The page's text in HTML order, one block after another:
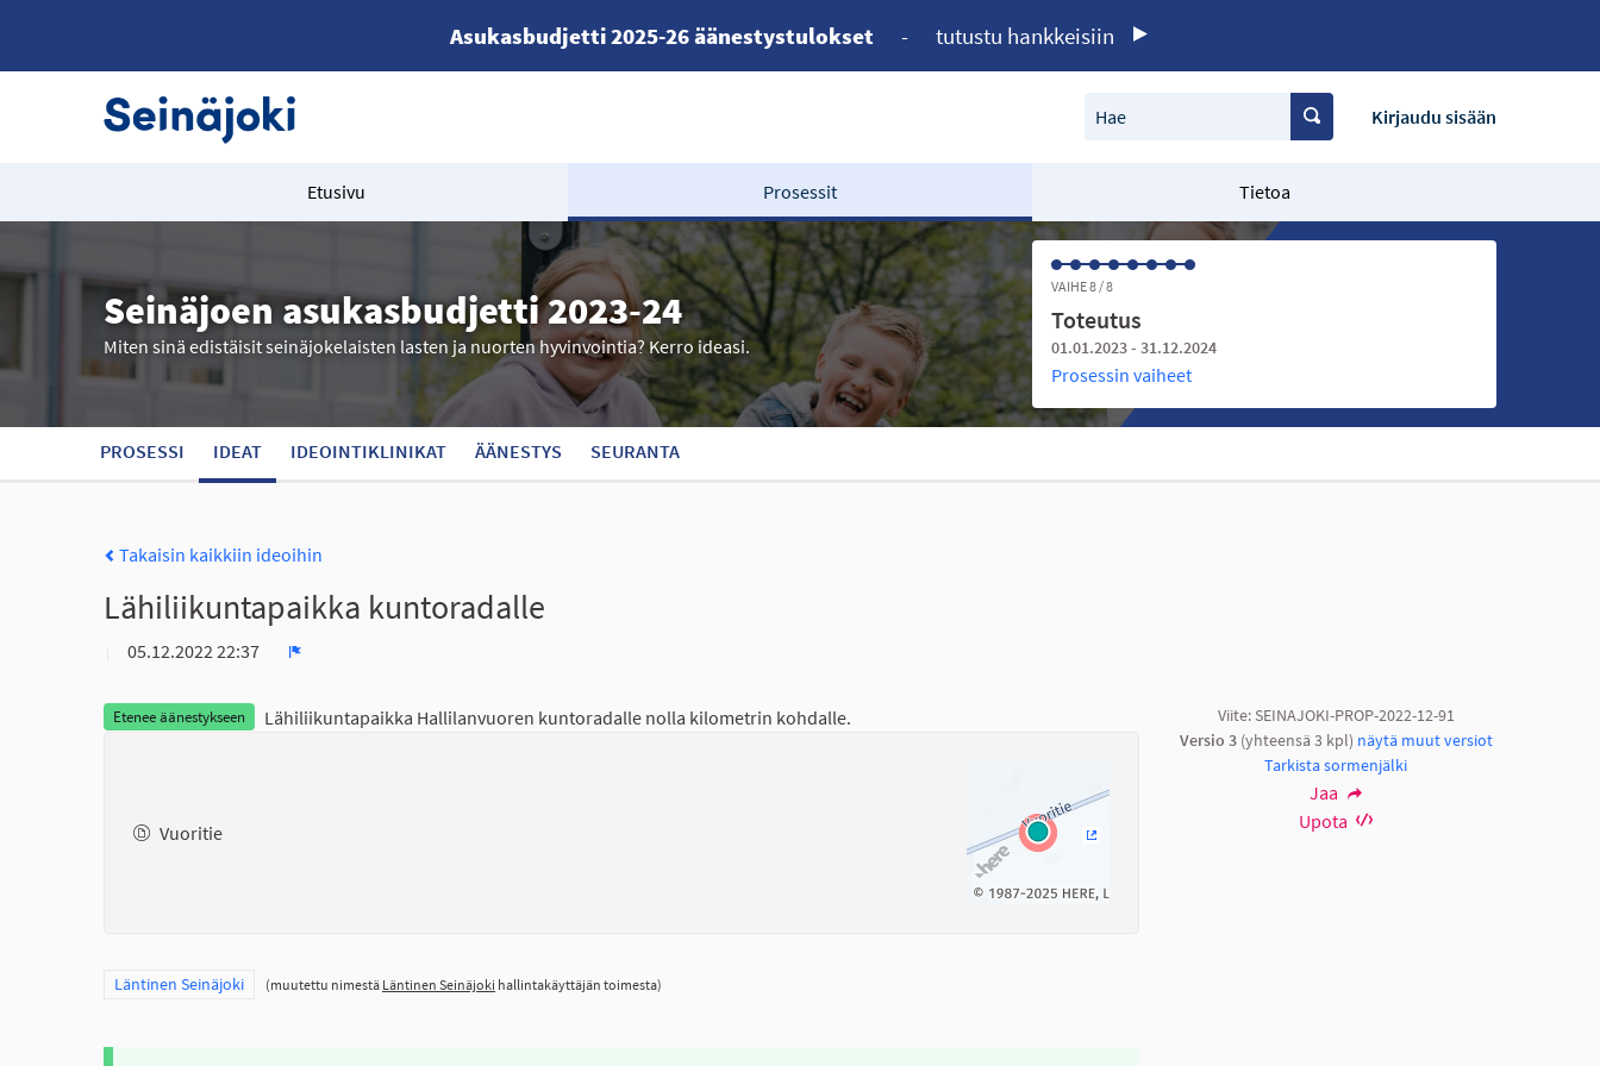
Asukasbudjetti 2025-26 äänestystulokset - tutustu hankkeisiin
Hae Kirjaudu sisään
Etusivu Prosessit Tietoa
Seinäjoen asukasbudjetti 2023-24
Miten sinä edistäisit seinäjokelaisten lasten ja nuorten hyvinvointia? Kerro ideasi.
VAIHE 8 / 8
Toteutus
01.01.2023 - 31.12.2024
Prosessin vaiheet
PROSESSI IDEAT IDEOINTIKLINIKAT ÄÄNESTYS SEURANTA
Takaisin kaikkiin ideoihin
Lähiliikuntapaikka kuntoradalle
05.12.2022 22:37
Etenee äänestykseen Lähiliikuntapaikka Hallilanvuoren kuntoradalle nolla kilometrin kohdalle.
Vuoritie
Rajaa tulokset teeman mukaan: Läntinen Seinäjoki
Läntinen Seinäjoki (muutettu nimestä Läntinen Seinäjoki hallintakäyttäjän toimesta)
Viite: SEINAJOKI-PROP-2022-12-91
Versio 3(yhteensä 3 kpl) näytä muut versiot
Tarkista sormenjälki
Jaa
Upota